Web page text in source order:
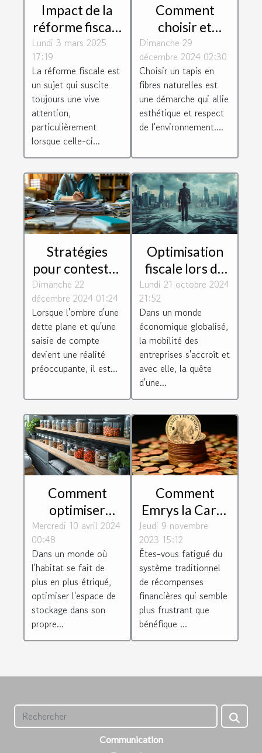
Impact de la
réforme fiscale
sur les droits
de succession
et donation
Lundi 3 mars 2025
17:19
La réforme fiscale est
un sujet qui suscite
toujours une vive
attention,
particulièrement
lorsque celle-ci...
Comment
choisir et
entretenir un
tapis en fibres
naturelles
Dimanche 29
décembre 2024 02:30
Choisir un tapis en
fibres naturelles est
une démarche qui allie
esthétique et respect
de l'environnement....
Stratégies
pour contester
une saisie de
compte en
situation de
dette
Dimanche 22
décembre 2024 01:24
Lorsque l'ombre d'une
dette plane et qu'une
saisie de compte
devient une réalité
préoccupante, il est...
Optimisation
fiscale lors du
transfert
d'entreprise
vers des
juridictions
avantageuses
Lundi 21 octobre 2024
21:52
Dans un monde
économique globalisé,
la mobilité des
entreprises s'accroît et
avec elle, la quête
d'une...
Comment
optimiser
l'espace de
stockage chez
soi : Astuces et
solutions
Mercredi 10 avril 2024
00:48
Dans un monde où
l'habitat se fait de
plus en plus étriqué,
optimiser l'espace de
stockage dans son
propre...
Comment
Emrys la Carte
révolutionne le
système de
récompenses
financières
Jeudi 9 novembre
2023 15:12
Êtes-vous fatigué du
système traditionnel
de récompenses
financières qui semble
plus frustrant que
bénéfique ...
Communication